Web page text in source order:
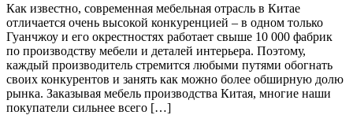
Как известно, современная мебельная отрасль в Китае
отличается очень высокой конкуренцией – в одном только
Гуанчжоу и его окрестностях работает свыше 10 000 фабрик
по производству мебели и деталей интерьера. Поэтому,
каждый производитель стремится любыми путями обогнать
своих конкурентов и занять как можно более обширную долю
рынка. Заказывая мебель производства Китая, многие наши
покупатели сильнее всего […]